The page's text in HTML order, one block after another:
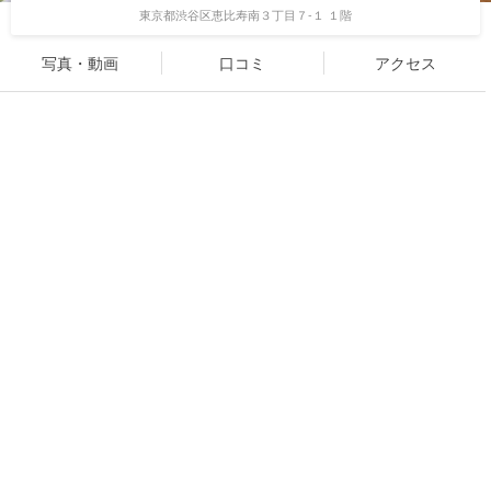
東京都渋谷区恵比寿南３丁目７-１ １階
写真・動画 口コミ アクセス